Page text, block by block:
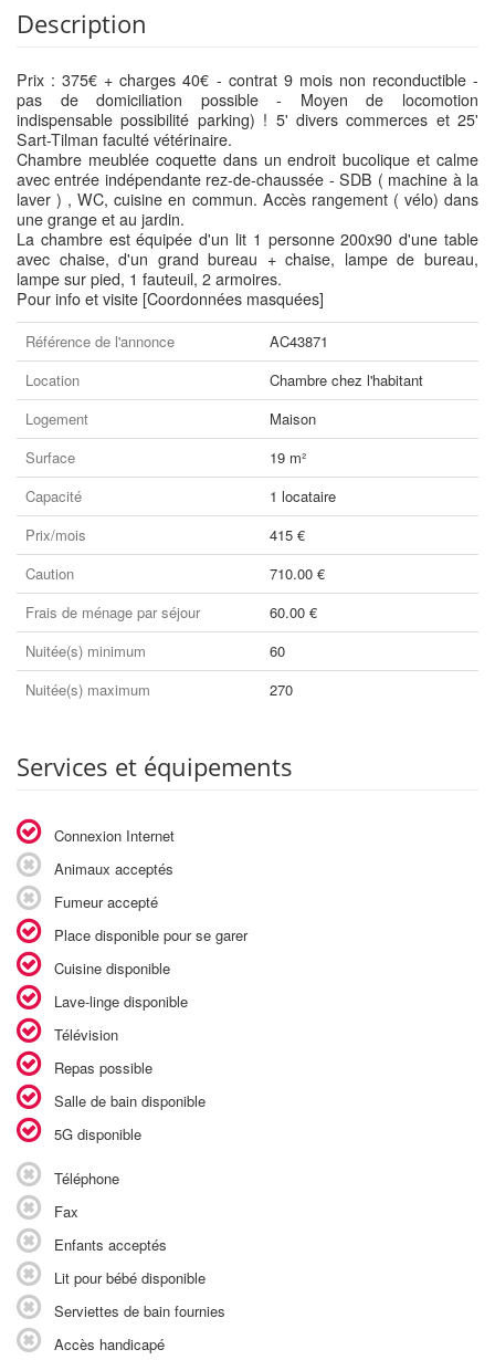
Description
Prix : 375€ + charges 40€ - contrat 9 mois non reconductible -
pas de domiciliation possible - Moyen de locomotion
indispensable possibilité parking) ! 5' divers commerces et 25'
Sart-Tilman faculté vétérinaire.
Chambre meublée coquette dans un endroit bucolique et calme
avec entrée indépendante rez-de-chaussée - SDB ( machine à la
laver ) , WC, cuisine en commun. Accès rangement ( vélo) dans
une grange et au jardin.
La chambre est équipée d'un lit 1 personne 200x90 d'une table
avec chaise, d'un grand bureau + chaise, lampe de bureau,
lampe sur pied, 1 fauteuil, 2 armoires.
Pour info et visite [Coordonnées masquées]
Référence de l'annonce
AC43871
Location
Chambre chez l'habitant
Logement
Maison
Surface
19 m²
Capacité
1 locataire
Prix/mois
415 €
Caution
710.00 €
Frais de ménage par séjour
60.00 €
Nuitée(s) minimum
60
Nuitée(s) maximum
270
Services et équipements
Connexion Internet
Animaux acceptés
Fumeur accepté
Place disponible pour se garer
Cuisine disponible
Lave-linge disponible
Télévision
Repas possible
Salle de bain disponible
5G disponible
Téléphone
Fax
Enfants acceptés
Lit pour bébé disponible
Serviettes de bain fournies
Accès handicapé